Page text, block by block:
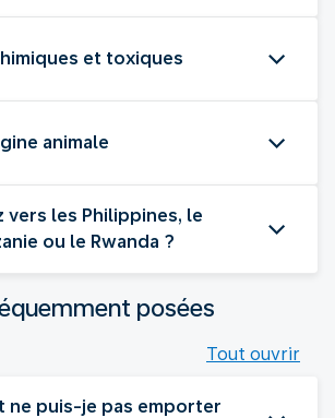
et toxiques
animale
vers les Philippines, le
ou le Rwanda ?
posées
Tout ouvrir
ne puis-je pas emporter